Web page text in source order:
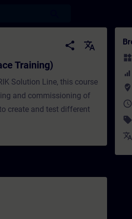
- Formação -
share
translate
Training)
Solution Line, this course
and commissioning of
create and test different
widgets
where_to_vote
access_time
sell
translate